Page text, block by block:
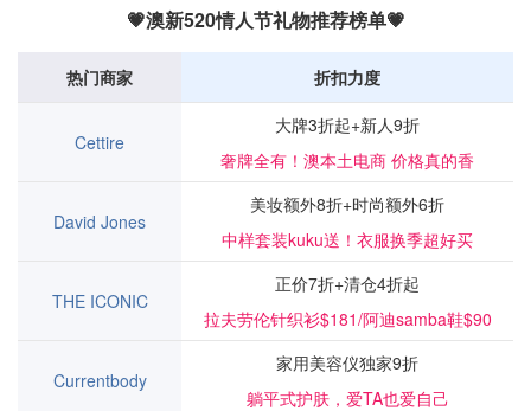
💗澳新520情人节礼物推荐榜单💗
热门商家 折扣力度
Cettire
大牌3折起+新人9折
奢牌全有！澳本土电商 价格真的香
David Jones
美妆额外8折+时尚额外6折
中样套装kuku送！衣服换季超好买
THE ICONIC
正价7折+清仓4折起
拉夫劳伦针织衫$181/阿迪samba鞋$90
Currentbody
家用美容仪独家9折
躺平式护肤，爱TA也爱自己